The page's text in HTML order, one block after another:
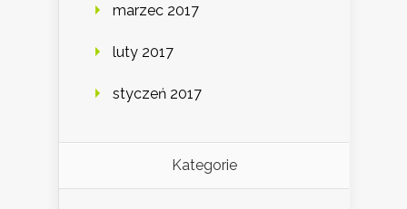
marzec 2017
luty 2017
styczeń 2017
Kategorie